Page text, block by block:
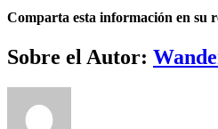
Comparta esta información en su
Facebook
Twitter
LinkedIn
Reddit
Whatsapp
Tumblr
Pinterest
Vk
Email
Sobre el Autor: